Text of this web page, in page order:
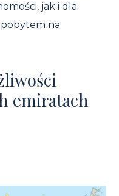
jak i dla
pobytem na
emiratach